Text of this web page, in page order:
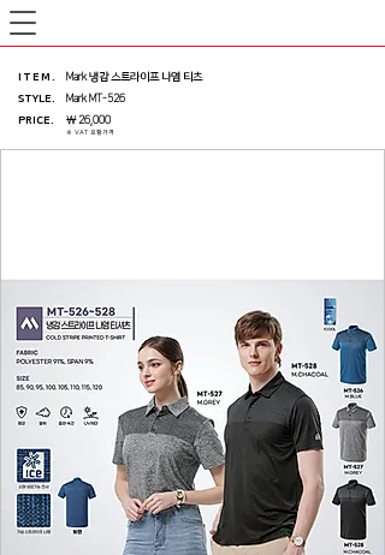
ITEM .
Mark 냉감 스트라이프 나염 티츠
STYLE.
Mark MT-526
PRICE.
※ VAT 포함가격
￦ 26,000